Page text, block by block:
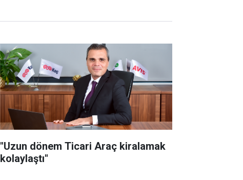
"Uzun dönem Ticari Araç kiralamak
kolaylaştı"